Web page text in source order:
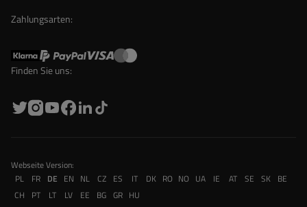
Zahlungsarten:
Finden Sie uns:
Webseite Version:
PL
FR DE EN NL CZ ES IT DK RO NO UA IE AT SE SK BE
CH
PT LT LV EE BG GR HU